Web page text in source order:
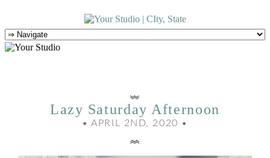
Lazy Saturday Afternoon
• APRIL 2ND, 2020 •